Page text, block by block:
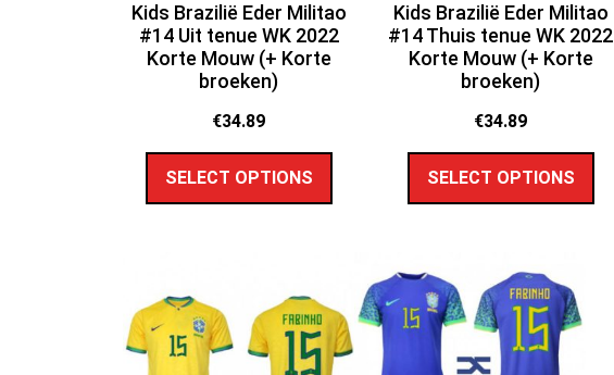
Kids Brazilië Eder Militao
#14 Uit tenue WK 2022
Korte Mouw (+ Korte
broeken)
€34.89
SELECT OPTIONS
Kids Brazilië Eder Militao
#14 Thuis tenue WK 2022
Korte Mouw (+ Korte
broeken)
€34.89
SELECT OPTIONS